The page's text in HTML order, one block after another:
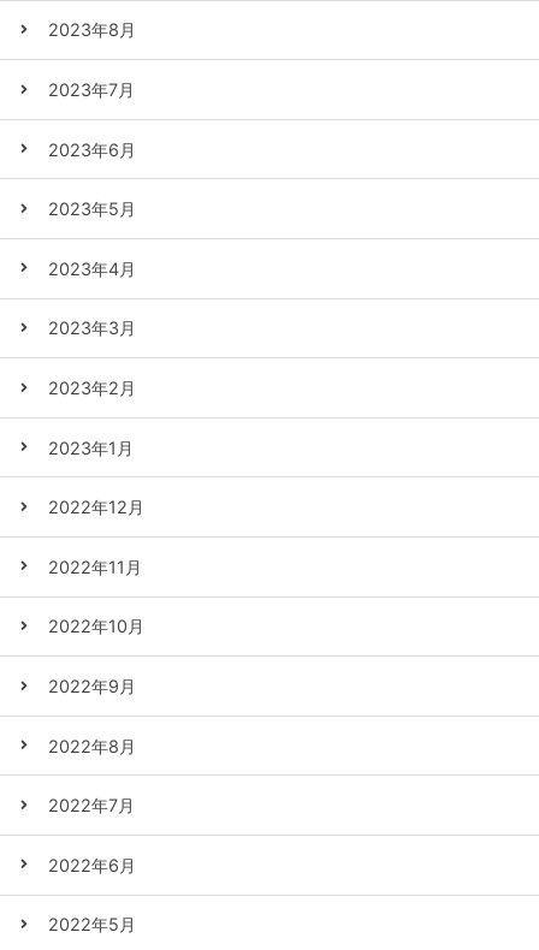
2023年8月
2023年7月
2023年6月
2023年5月
2023年4月
2023年3月
2023年2月
2023年1月
2022年12月
2022年11月
2022年10月
2022年9月
2022年8月
2022年7月
2022年6月
2022年5月